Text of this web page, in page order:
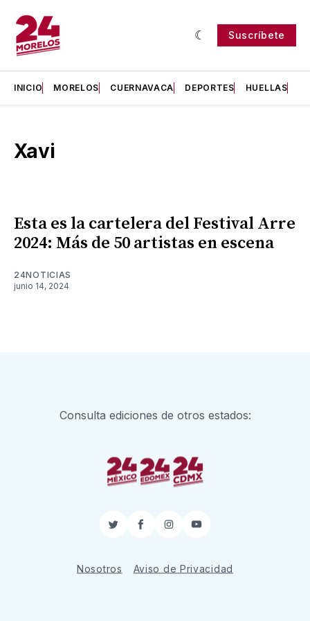
Suscríbete
INICIO MORELOS CUERNAVACA DEPORTES HUELLAS
Xavi
Esta es la cartelera del Festival Arre
2024: Más de 50 artistas en escena
24NOTICIAS
junio 14, 2024
Consulta ediciones de otros estados:
TwitterFacebook
InstagramYouTube
Nosotros Aviso de Privacidad